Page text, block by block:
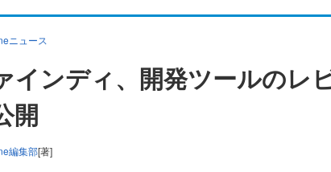
ニュース
インディ、開発ツールのレ
開
編集部[著]